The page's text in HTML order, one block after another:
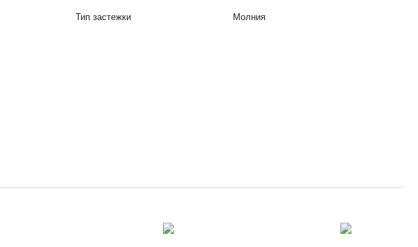
Тип застежки Молния